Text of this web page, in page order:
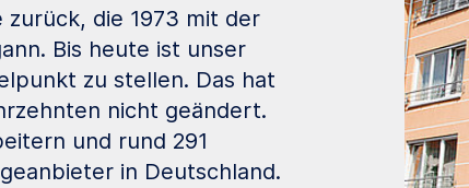
die 1973 mit der
Bis heute ist unser
zu stellen. Das hat
nicht geändert.
und rund 291
in Deutschland.